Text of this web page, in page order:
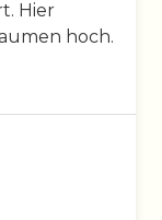
Hier
hoch.